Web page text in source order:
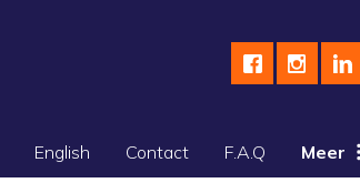
English Contact F.A.Q Meer